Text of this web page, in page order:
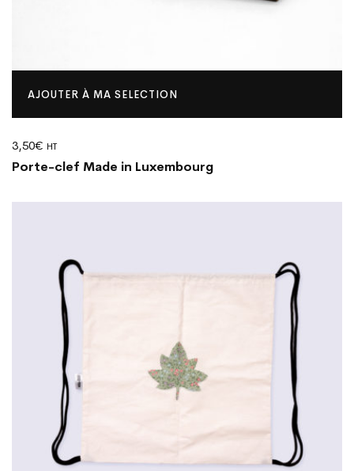
AJOUTER À MA SELECTION
3,50€ HT
Porte-clef Made in Luxembourg